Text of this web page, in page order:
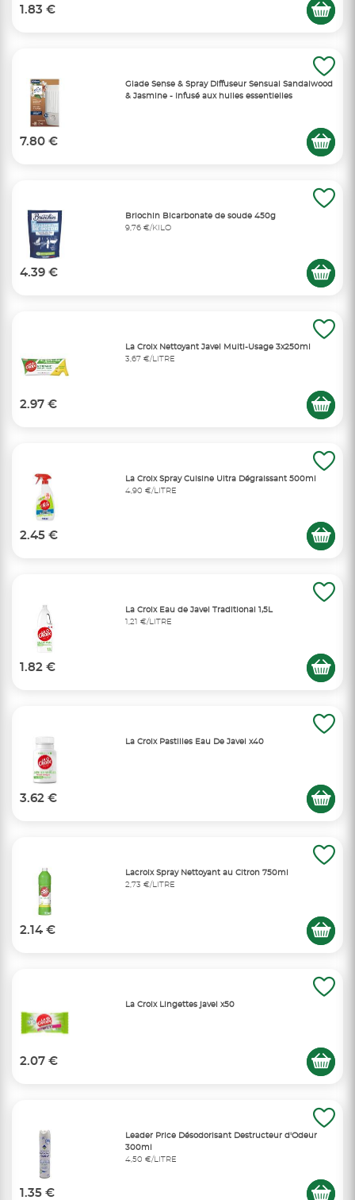
1.83 €
Glade Sense & Spray Diffuseur Sensual Sandalwood
& Jasmine - Infusé aux huiles essentielles
7.80 €
Briochin Bicarbonate de soude 450g
9,76 €/KILO
4.39 €
La Croix Nettoyant Javel Multi-Usage 3x250ml
3,67 €/LITRE
2.97 €
La Croix Spray Cuisine Ultra Dégraissant 500ml
4,90 €/LITRE
2.45 €
La Croix Eau de Javel Traditional 1,5L
1,21 €/LITRE
1.82 €
La Croix Pastilles Eau De Javel x40
3.62 €
Lacroix Spray Nettoyant au Citron 750ml
2,73 €/LITRE
2.14 €
La Croix Lingettes javel x50
2.07 €
Leader Price Désodorisant Destructeur d'Odeur
300ml
4,50 €/LITRE
1.35 €